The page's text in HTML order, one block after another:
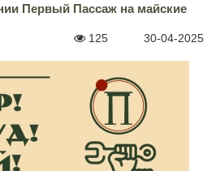
Первый Пассаж на майские
125 30-04-2025